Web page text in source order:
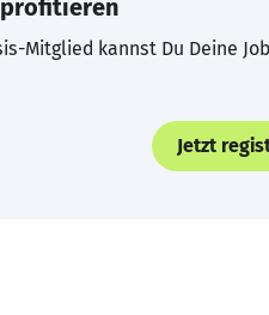
Mitglied kannst Du Deine
Jetzt